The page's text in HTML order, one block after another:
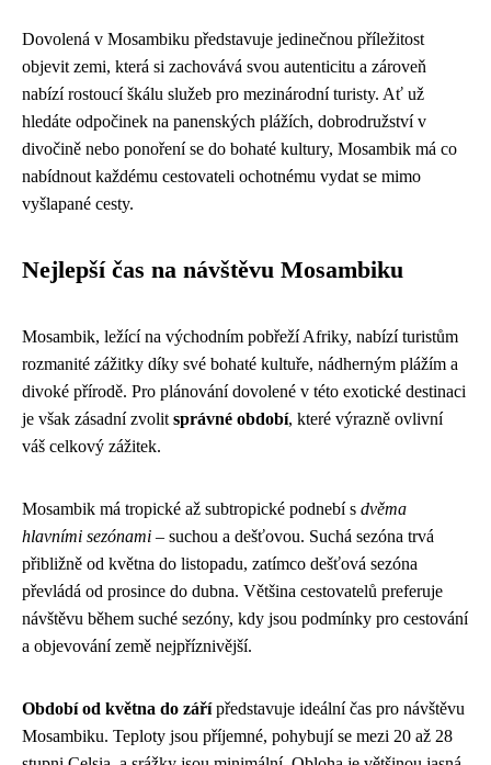
Dovolená v Mosambiku představuje jedinečnou příležitost
objevit zemi, která si zachovává svou autenticitu a zároveň
nabízí rostoucí škálu služeb pro mezinárodní turisty. Ať už
hledáte odpočinek na panenských plážích, dobrodružství v
divočině nebo ponoření se do bohaté kultury, Mosambik má co
nabídnout každému cestovateli ochotnému vydat se mimo
vyšlapané cesty.
Nejlepší čas na návštěvu Mosambiku
Mosambik, ležící na východním pobřeží Afriky, nabízí turistům
rozmanité zážitky díky své bohaté kultuře, nádherným plážím a
divoké přírodě. Pro plánování dovolené v této exotické destinaci
je však zásadní zvolit správné období, které výrazně ovlivní
váš celkový zážitek.
Mosambik má tropické až subtropické podnebí s dvěma
hlavními sezónami – suchou a dešťovou. Suchá sezóna trvá
přibližně od května do listopadu, zatímco dešťová sezóna
převládá od prosince do dubna. Většina cestovatelů preferuje
návštěvu během suché sezóny, kdy jsou podmínky pro cestování
a objevování země nejpříznivější.
Období od května do zářípředstavuje ideální čas pro návštěvu
Mosambiku. Teploty jsou příjemné, pohybují se mezi 20 až 28